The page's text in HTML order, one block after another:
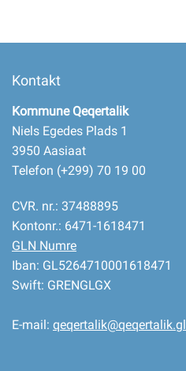
Kontakt
Kommune Qeqertalik
Niels Egedes Plads 1
3950 Aasiaat
Telefon (+299) 70 19 00
CVR. nr.: 37488895
Kontonr.: 6471-1618471
GLN Numre
Iban: GL5264710001618471
Swift: GRENGLGX
E-mail: qeqertalik@qeqertalik.gl